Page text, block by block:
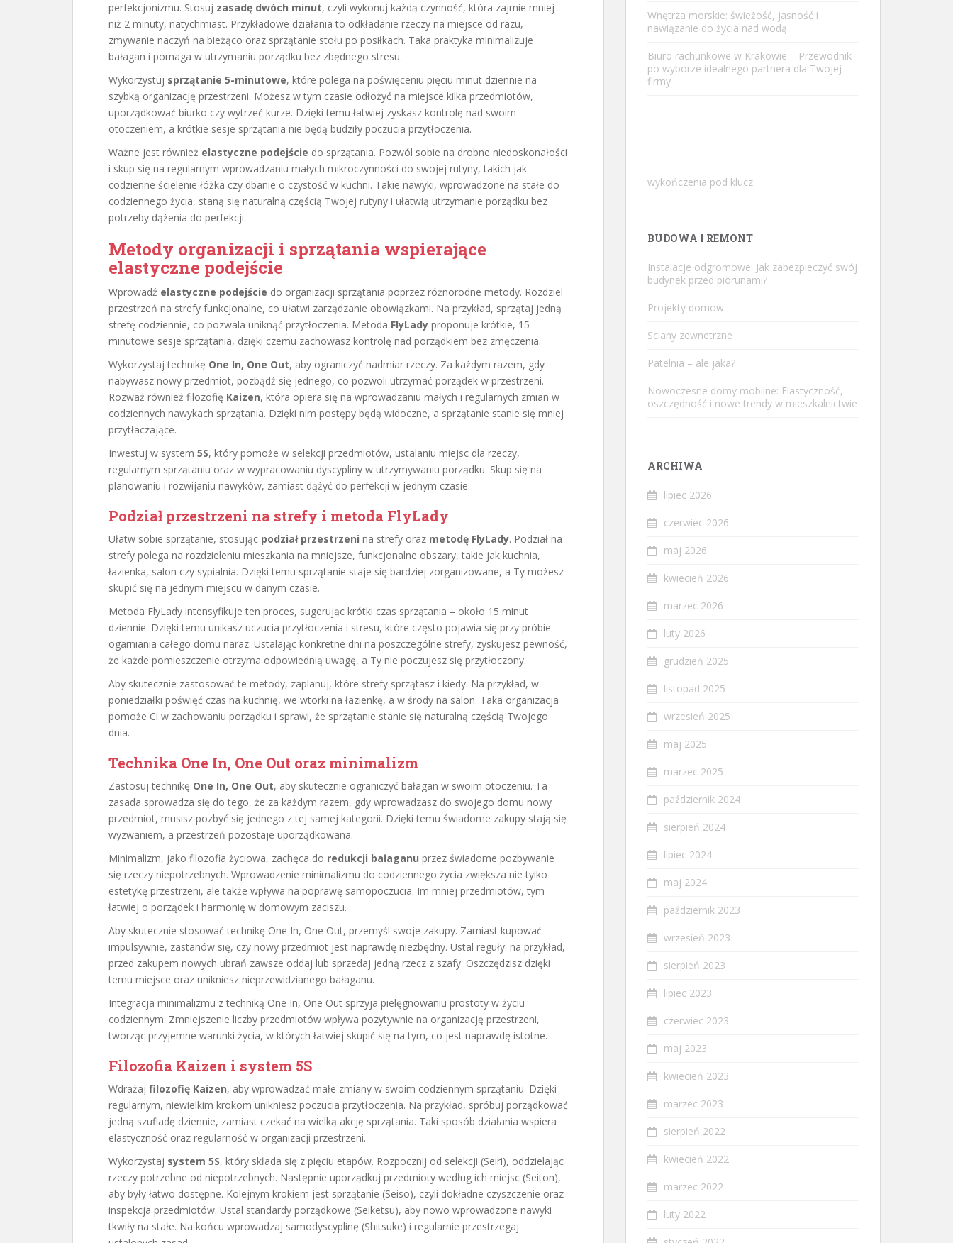
perfekcjonizmu. Stosuj zasadę dwóch minut, czyli wykonuj każdą czynność, która zajmie mniej
niż 2 minuty, natychmiast. Przykładowe działania to odkładanie rzeczy na miejsce od razu,
zmywanie naczyń na bieżąco oraz sprzątanie stołu po posiłkach. Taka praktyka minimalizuje
bałagan i pomaga w utrzymaniu porządku bez zbędnego stresu.
Wykorzystuj sprzątanie 5-minutowe, które polega na poświęceniu pięciu minut dziennie na
szybką organizację przestrzeni. Możesz w tym czasie odłożyć na miejsce kilka przedmiotów,
uporządkować biurko czy wytrzeć kurze. Dzięki temu łatwiej zyskasz kontrolę nad swoim
otoczeniem, a krótkie sesje sprzątania nie będą budziły poczucia przytłoczenia.
Ważne jest również elastyczne podejście do sprzątania. Pozwól sobie na drobne niedoskonałości
i skup się na regularnym wprowadzaniu małych mikroczynności do swojej rutyny, takich jak
codzienne ścielenie łóżka czy dbanie o czystość w kuchni. Takie nawyki, wprowadzone na stałe do
codziennego życia, staną się naturalną częścią Twojej rutyny i ułatwią utrzymanie porządku bez
potrzeby dążenia do perfekcji.
Metody organizacji i sprzątania wspierające
elastyczne podejście
Wprowadź elastyczne podejście do organizacji sprzątania poprzez różnorodne metody. Rozdziel
przestrzeń na strefy funkcjonalne, co ułatwi zarządzanie obowiązkami. Na przykład, sprzątaj jedną
strefę codziennie, co pozwala uniknąć przytłoczenia. Metoda FlyLady proponuje krótkie, 15-
minutowe sesje sprzątania, dzięki czemu zachowasz kontrolę nad porządkiem bez zmęczenia.
Wykorzystaj technikę One In, One Out, aby ograniczyć nadmiar rzeczy. Za każdym razem, gdy
nabywasz nowy przedmiot, pozbądź się jednego, co pozwoli utrzymać porządek w przestrzeni.
Rozważ również filozofię Kaizen, która opiera się na wprowadzaniu małych i regularnych zmian w
codziennych nawykach sprzątania. Dzięki nim postępy będą widoczne, a sprzątanie stanie się mniej
przytłaczające.
Inwestuj w system 5S, który pomoże w selekcji przedmiotów, ustalaniu miejsc dla rzeczy,
regularnym sprzątaniu oraz w wypracowaniu dyscypliny w utrzymywaniu porządku. Skup się na
planowaniu i rozwijaniu nawyków, zamiast dążyć do perfekcji w jednym czasie.
Podział przestrzeni na strefy i metoda FlyLady
Ułatw sobie sprzątanie, stosując podział przestrzeni na strefy oraz metodę FlyLady. Podział na
strefy polega na rozdzieleniu mieszkania na mniejsze, funkcjonalne obszary, takie jak kuchnia,
łazienka, salon czy sypialnia. Dzięki temu sprzątanie staje się bardziej zorganizowane, a Ty możesz
skupić się na jednym miejscu w danym czasie.
Metoda FlyLady intensyfikuje ten proces, sugerując krótki czas sprzątania – około 15 minut
dziennie. Dzięki temu unikasz uczucia przytłoczenia i stresu, które często pojawia się przy próbie
ogarniania całego domu naraz. Ustalając konkretne dni na poszczególne strefy, zyskujesz pewność,
że każde pomieszczenie otrzyma odpowiednią uwagę, a Ty nie poczujesz się przytłoczony.
Aby skutecznie zastosować te metody, zaplanuj, które strefy sprzątasz i kiedy. Na przykład, w
poniedziałki poświęć czas na kuchnię, we wtorki na łazienkę, a w środy na salon. Taka organizacja
pomoże Ci w zachowaniu porządku i sprawi, że sprzątanie stanie się naturalną częścią Twojego
dnia.
Technika One In, One Out oraz minimalizm
Zastosuj technikę One In, One Out, aby skutecznie ograniczyć bałagan w swoim otoczeniu. Ta
zasada sprowadza się do tego, że za każdym razem, gdy wprowadzasz do swojego domu nowy
przedmiot, musisz pozbyć się jednego z tej samej kategorii. Dzięki temu świadome zakupy stają się
wyzwaniem, a przestrzeń pozostaje uporządkowana.
Minimalizm, jako filozofia życiowa, zachęca do redukcji bałaganu przez świadome pozbywanie
się rzeczy niepotrzebnych. Wprowadzenie minimalizmu do codziennego życia zwiększa nie tylko
estetykę przestrzeni, ale także wpływa na poprawę samopoczucia. Im mniej przedmiotów, tym
łatwiej o porządek i harmonię w domowym zaciszu.
Aby skutecznie stosować technikę One In, One Out, przemyśl swoje zakupy. Zamiast kupować
impulsywnie, zastanów się, czy nowy przedmiot jest naprawdę niezbędny. Ustal reguły: na przykład,
przed zakupem nowych ubrań zawsze oddaj lub sprzedaj jedną rzecz z szafy. Oszczędzisz dzięki
temu miejsce oraz unikniesz nieprzewidzianego bałaganu.
Integracja minimalizmu z techniką One In, One Out sprzyja pielęgnowaniu prostoty w życiu
codziennym. Zmniejszenie liczby przedmiotów wpływa pozytywnie na organizację przestrzeni,
tworząc przyjemne warunki życia, w których łatwiej skupić się na tym, co jest naprawdę istotne.
Filozofia Kaizen i system 5S
Wdrażaj filozofię Kaizen, aby wprowadzać małe zmiany w swoim codziennym sprzątaniu. Dzięki
regularnym, niewielkim krokom unikniesz poczucia przytłoczenia. Na przykład, spróbuj porządkować
jedną szufladę dziennie, zamiast czekać na wielką akcję sprzątania. Taki sposób działania wspiera
elastyczność oraz regularność w organizacji przestrzeni.
Wykorzystaj system 5S, który składa się z pięciu etapów. Rozpocznij od selekcji (Seiri), oddzielając
rzeczy potrzebne od niepotrzebnych. Następnie uporządkuj przedmioty według ich miejsc (Seiton),
aby były łatwo dostępne. Kolejnym krokiem jest sprzątanie (Seiso), czyli dokładne czyszczenie oraz
inspekcja przedmiotów. Ustal standardy porządkowe (Seiketsu), aby nowo wprowadzone nawyki
tkwiły na stałe. Na końcu wprowadzaj samodyscyplinę (Shitsuke) i regularnie przestrzegaj
Wnętrza morskie: świeżość, jasność i
nawiązanie do życia nad wodą
Biuro rachunkowe w Krakowie – Przewodnik
po wyborze idealnego partnera dla Twojej
firmy
wykończenia pod klucz
BUDOWA I REMONT
Instalacje odgromowe: Jak zabezpieczyć swój
budynek przed piorunami?
Projekty domow
Sciany zewnetrzne
Patelnia – ale jaka?
Nowoczesne domy mobilne: Elastyczność,
oszczędność i nowe trendy w mieszkalnictwie
ARCHIWA
lipiec 2026
czerwiec 2026
maj 2026
kwiecień 2026
marzec 2026
luty 2026
grudzień 2025
listopad 2025
wrzesień 2025
maj 2025
marzec 2025
październik 2024
sierpień 2024
lipiec 2024
maj 2024
październik 2023
wrzesień 2023
sierpień 2023
lipiec 2023
czerwiec 2023
maj 2023
kwiecień 2023
marzec 2023
sierpień 2022
kwiecień 2022
marzec 2022
luty 2022